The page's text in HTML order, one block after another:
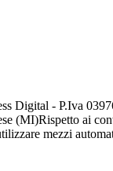
Digital - P.Iva
(MI)Rispetto ai
mezzi